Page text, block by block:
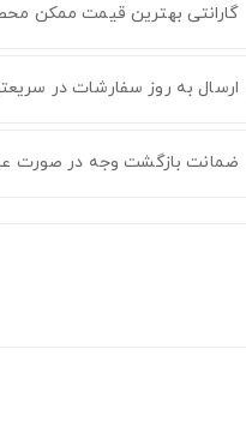
گارانتی بهترین قیمت ممکن
ارسال به روز سفارشات در
ضمانت بازگشت وجه در صورت